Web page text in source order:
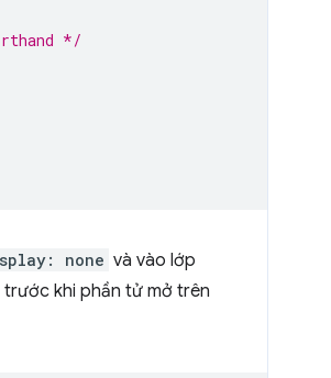
*/
none và vào lớp
khi phần tử mở trên